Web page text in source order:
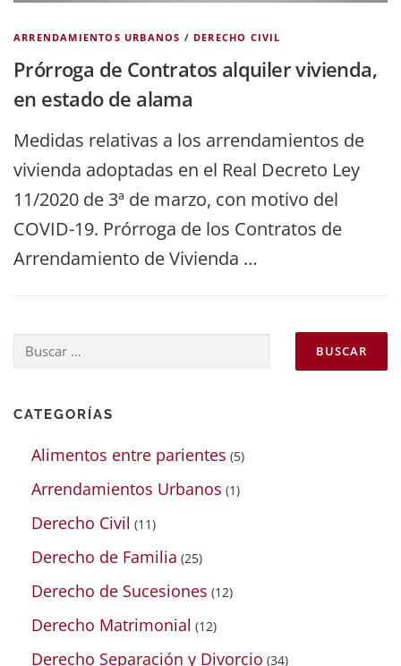
ARRENDAMIENTOS URBANOS / DERECHO CIVIL
Prórroga de Contratos alquiler vivienda,
en estado de alama
Medidas relativas a los arrendamientos de
vivienda adoptadas en el Real Decreto Ley
11/2020 de 3ª de marzo, con motivo del
COVID-19. Prórroga de los Contratos de
Arrendamiento de Vivienda …
Buscar:
CATEGORÍAS
Alimentos entre parientes (5)
Arrendamientos Urbanos (1)
Derecho Civil (11)
Derecho de Familia (25)
Derecho de Sucesiones (12)
Derecho Matrimonial (12)
Derecho Separación y Divorcio (34)